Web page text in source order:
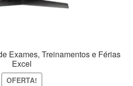
Exames, Treinamentos e Férias
Excel
OFERTA!